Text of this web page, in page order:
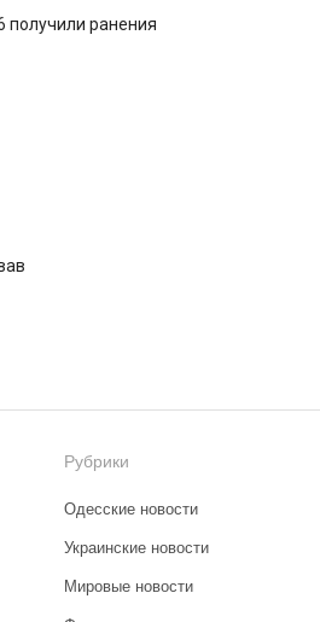
получили ранения
Рубрики
Одесские новости
Украинские новости
Мировые новости